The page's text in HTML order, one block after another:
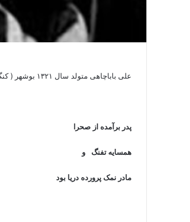
علی باباچاهی متولد سال ۱۳۲۱ بوشهر ( کنگان ) است. باباچاهی خود چنین می گوید :
پدر برآمده از صحرا
همسایه تفنگ و
مادر نمک پرورده دریا بود